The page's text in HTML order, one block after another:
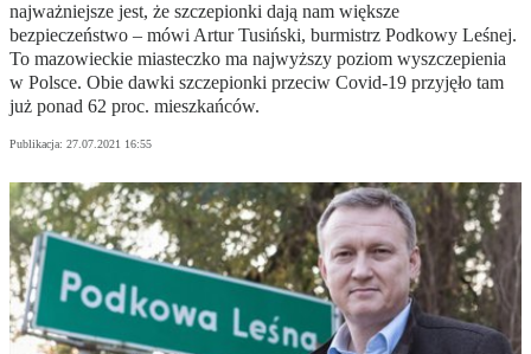
najważniejsze jest, że szczepionki dają nam większe
bezpieczeństwo – mówi Artur Tusiński, burmistrz Podkowy Leśnej.
To mazowieckie miasteczko ma najwyższy poziom wyszczepienia
w Polsce. Obie dawki szczepionki przeciw Covid-19 przyjęło tam
już ponad 62 proc. mieszkańców.
Publikacja: 27.07.2021 16:55